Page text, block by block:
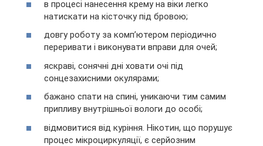
в процесі нанесення крему на віки легко
натискати на кісточку під бровою;
довгу роботу за комп’ютером періодично
переривати і виконувати вправи для очей;
яскраві, сонячні дні ховати очі під
сонцезахисними окулярами;
бажано спати на спині, уникаючи тим самим
припливу внутрішньої вологи до особі;
відмовитися від куріння. Нікотин, що порушує
процес мікроциркуляції, є серйозним